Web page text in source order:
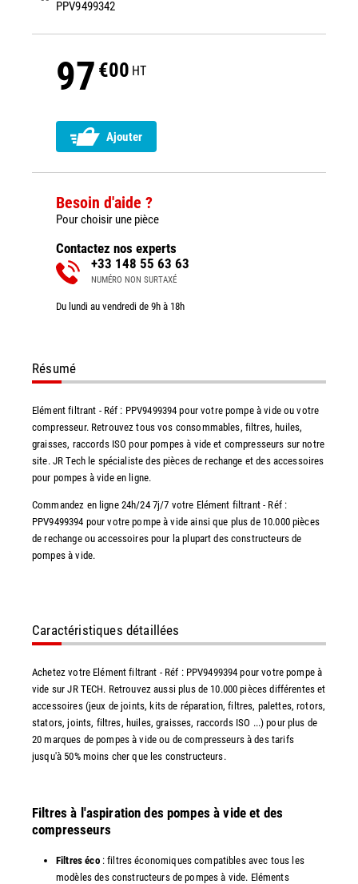
PPV9499342
97 €00 HT
Ajouter
Besoin d'aide ?
Pour choisir une pièce
Contactez nos experts
+33 148 55 63 63
NUMÉRO NON SURTAXÉ
Du lundi au vendredi de 9h à 18h
Résumé
Elément filtrant - Réf : PPV9499394 pour votre pompe à vide ou votre
compresseur. Retrouvez tous vos consommables, filtres, huiles,
graisses, raccords ISO pour pompes à vide et compresseurs sur notre
site. JR Tech le spécialiste des pièces de rechange et des accessoires
pour pompes à vide en ligne.
Commandez en ligne 24h/24 7j/7 votre Elément filtrant - Réf :
PPV9499394 pour votre pompe à vide ainsi que plus de 10.000 pièces
de rechange ou accessoires pour la plupart des constructeurs de
pompes à vide.
Caractéristiques détaillées
Achetez votre Elément filtrant - Réf : PPV9499394 pour votre pompe à
vide sur JR TECH. Retrouvez aussi plus de 10.000 pièces différentes et
accessoires (jeux de joints, kits de réparation, filtres, palettes, rotors,
stators, joints, filtres, huiles, graisses, raccords ISO ...) pour plus de
20 marques de pompes à vide ou de compresseurs à des tarifs
jusqu'à 50% moins cher que les constructeurs.
Filtres à l'aspiration des pompes à vide et des
compresseurs
Filtres éco: filtres économiques compatibles avec tous les
modèles des constructeurs de pompes à vide. Eléments